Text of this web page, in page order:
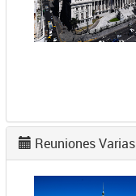
Reuniones Varias